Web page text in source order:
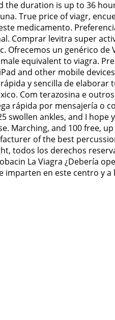
the duration is up to 36
True price of viagr,
medicamento.
Comprar levitra super
Ofrecemos un genérico de
equivalent to viagra.
and other mobile
y sencilla de elaborar
Com terazosina e outros
rápida por mensajería o
swollen ankles, and I hope
Marching, and 100 free,
of the best
todos los derechos
La Viagra ¿Debería
en este centro y a